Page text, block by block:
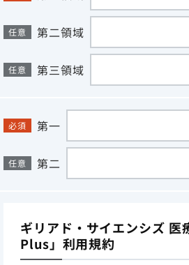
任意 第二領域
任意 第三領域
必須 第一
任意 第二
ギリアド・サイエンシズ 医
Plus」利用規約